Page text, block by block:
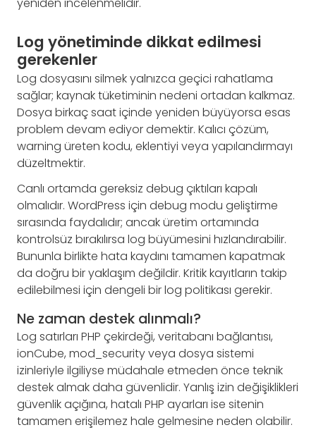
yeniden incelenmelidir.
Log yönetiminde dikkat edilmesi
gerekenler
Log dosyasını silmek yalnızca geçici rahatlama
sağlar; kaynak tüketiminin nedeni ortadan kalkmaz.
Dosya birkaç saat içinde yeniden büyüyorsa esas
problem devam ediyor demektir. Kalıcı çözüm,
warning üreten kodu, eklentiyi veya yapılandırmayı
düzeltmektir.
Canlı ortamda gereksiz debug çıktıları kapalı
olmalıdır. WordPress için debug modu geliştirme
sırasında faydalıdır; ancak üretim ortamında
kontrolsüz bırakılırsa log büyümesini hızlandırabilir.
Bununla birlikte hata kaydını tamamen kapatmak
da doğru bir yaklaşım değildir. Kritik kayıtların takip
edilebilmesi için dengeli bir log politikası gerekir.
Ne zaman destek alınmalı?
Log satırları PHP çekirdeği, veritabanı bağlantısı,
ionCube, mod_security veya dosya sistemi
izinleriyle ilgiliyse müdahale etmeden önce teknik
destek almak daha güvenlidir. Yanlış izin değişiklikleri
güvenlik açığına, hatalı PHP ayarları ise sitenin
tamamen erişilemez hale gelmesine neden olabilir.